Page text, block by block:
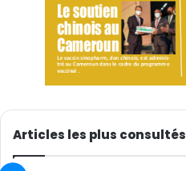
Articles les plus consultés